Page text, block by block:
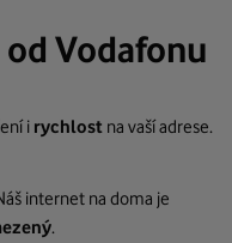
Vodafonu
i rychlost na vaší adrese.
internet na doma je
.